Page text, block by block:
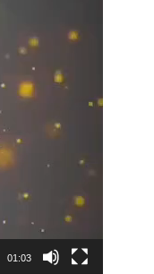
01:03